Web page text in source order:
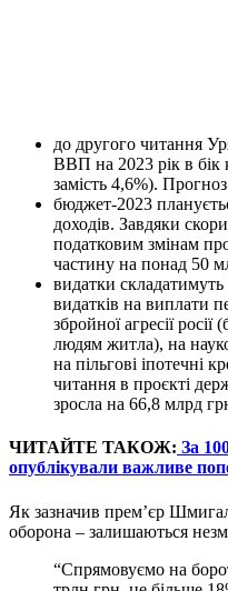
до другого читання
ВВП на 2023 рік в бік
замість 4,6%).
бюджет-2023
доходів. Завдяки
податковим змінам
частину на понад 50
видатки
видатків на виплати
збройної агресії
людям житла), на
на пільгові іпотечні
читання в проєкті
зросла на 66,8 млрд
ЧИТАЙТЕ ТАКОЖ: За
опублікували важливе
Як зазначив прем’єр
оборона – залишаються
“Спрямовуємо на